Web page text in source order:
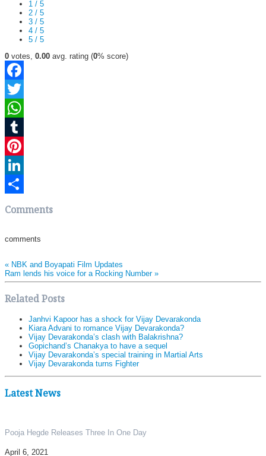
1 / 5
2 / 5
3 / 5
4 / 5
5 / 5
0 votes, 0.00 avg. rating (0% score)
Facebook
Twitter
WhatsApp
Tumblr
Pinterest
LinkedIn
Comments
comments
« NBK and Boyapati Film Updates
Ram lends his voice for a Rocking Number »
Related Posts
Janhvi Kapoor has a shock for Vijay Devarakonda
Kiara Advani to romance Vijay Devarakonda?
Vijay Devarakonda’s clash with Balakrishna?
Gopichand’s Chanakya to have a sequel
Vijay Devarakonda’s special training in Martial Arts
Vijay Devarakonda turns Fighter
Latest News
Pooja Hegde Releases Three In One Day
April 6, 2021